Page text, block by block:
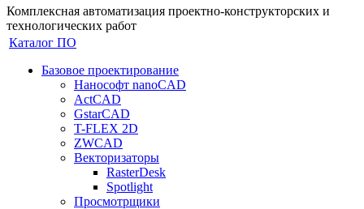
Комплексная автоматизация проектно-конструкторских и
технологических работ
Каталог ПО
Базовое проектирование
Нанософт nanoCAD
ActCAD
GstarCAD
T-FLEX 2D
ZWCAD
Векторизаторы
RasterDesk
Spotlight
Просмотрщики